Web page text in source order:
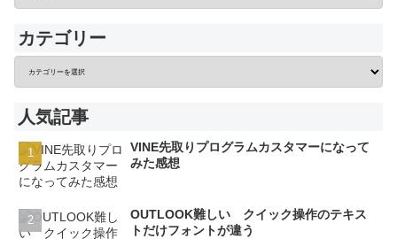
カテゴリー
人気記事
VINE先取りプログラムカスタマーになって
みた感想
OUTLOOK難しい クイック操作のテキス
トだけフォントが違う